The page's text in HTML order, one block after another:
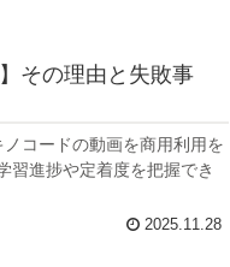
その理由と失敗事
ノコードの動画を商用利用を
習進捗や定着度を把握でき
2025.11.28